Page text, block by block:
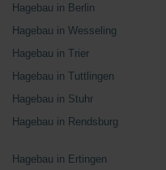
Hagebau in Berlin
Hagebau in Wesseling
Hagebau in Trier
Hagebau in Tuttlingen
Hagebau in Stuhr
Hagebau in Rendsburg
Hagebau in Ertingen